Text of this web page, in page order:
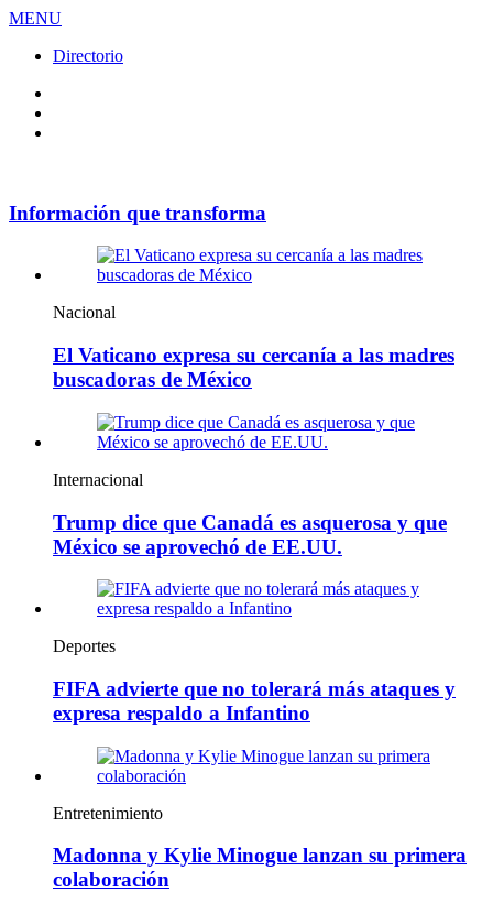
MENU
Directorio
Información que transforma
Nacional
El Vaticano expresa su cercanía a las madres
buscadoras de México
Internacional
Trump dice que Canadá es asquerosa y que
México se aprovechó de EE.UU.
Deportes
FIFA advierte que no tolerará más ataques y
expresa respaldo a Infantino
Entretenimiento
Madonna y Kylie Minogue lanzan su primera
colaboración